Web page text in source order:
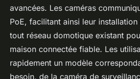
avancées. Les caméras
PoE, facilitant ainsi leur
tout réseau domotique existant
maison connectée fiable. Les
rapidement un modèle
besoin, de la caméra de